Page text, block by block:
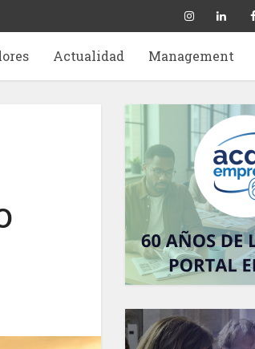
Actualidad Management